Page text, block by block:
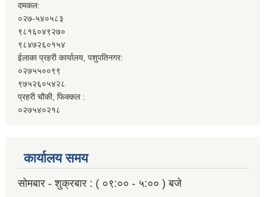
दमकल:
०२७-५४०५८३
९८१६०४९२७०
९८४७२६०१५४
ईलाका प्रहरी कार्यालय, पशुपतिनगर:
०२७५५००९९
९७५२६०५४२८
प्रहरी चौकी, फिक्कल :
०२७५४०२१८
कार्यालय समय
सोमबार - शुक्रबार : ( ०९:०० - ५:०० ) बजे